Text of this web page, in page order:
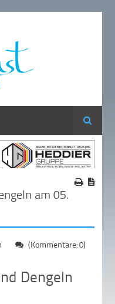
Suche
am 05.
(Kommentare: 0)
Dengeln